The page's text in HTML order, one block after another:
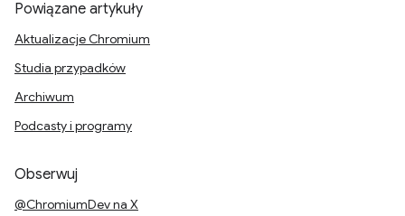
Powiązane artykuły
Aktualizacje Chromium
Studia przypadków
Archiwum
Podcasty i programy
Obserwuj
@ChromiumDev na X